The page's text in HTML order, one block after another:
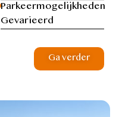
Parkeermogelijkheden
Gevarieerd
Ga verder